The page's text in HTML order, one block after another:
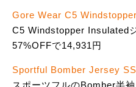
Gore Wear C5
C5 Windstopper Insulated
57%OFFで14,931円
Sportful Bomber Jersey